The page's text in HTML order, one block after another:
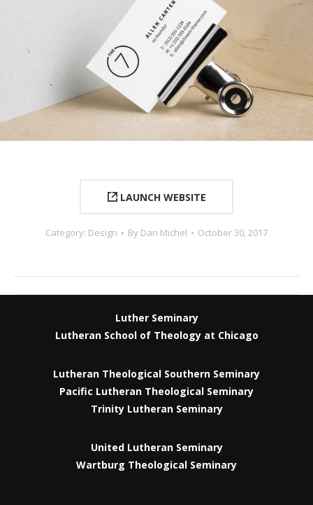
LAUNCH WEBSITE
Category: Design By Dan Michel October 30, 2017
Project
navigationLuther Seminary
Lutheran School of Theology at Chicago
Lutheran Theological Southern Seminary
Pacific Lutheran Theological Seminary
Trinity Lutheran Seminary
United Lutheran Seminary
Wartburg Theological Seminary